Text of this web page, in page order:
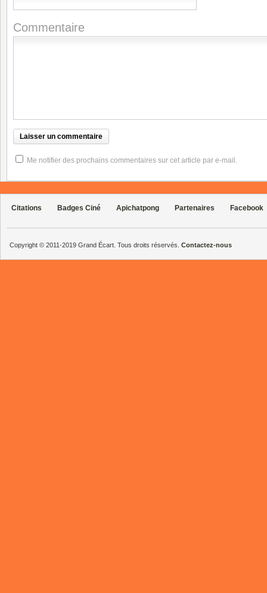
Commentaire
Me notifier des prochains commentaires sur cet article par e-mail.
Citations Badges Ciné Apichatpong Partenaires Facebook
Copyright © 2011-2019 Grand Écart. Tous droits réservés. Contactez-nous